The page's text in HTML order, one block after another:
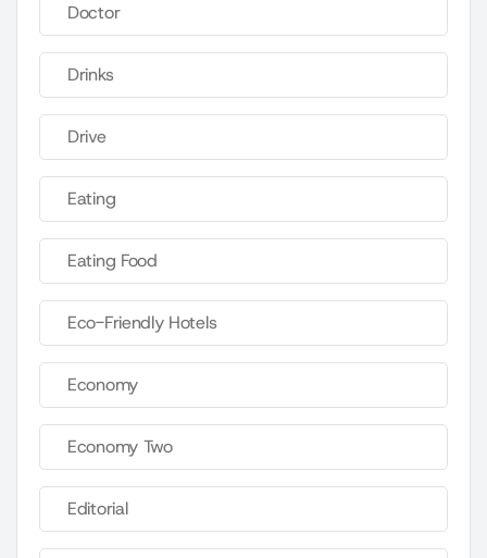
Doctor
Drinks
Drive
Eating
Eating Food
Eco-Friendly Hotels
Economy
Economy Two
Editorial